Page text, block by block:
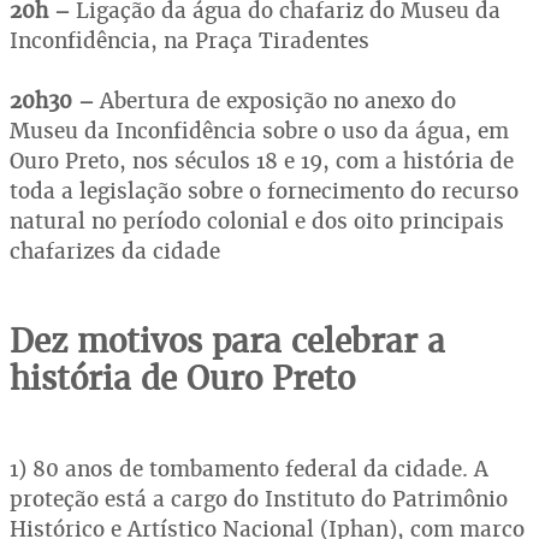
20h – Ligação da água do chafariz do Museu da
Inconfidência, na Praça Tiradentes
20h30 –Abertura de exposição no anexo do
Museu da Inconfidência sobre o uso da água, em
Ouro Preto, nos séculos 18 e 19, com a história de
toda a legislação sobre o fornecimento do recurso
natural no período colonial e dos oito principais
chafarizes da cidade
Dez motivos para celebrar a
história de Ouro Preto
1) 80 anos de tombamento federal da cidade. A
proteção está a cargo do Instituto do Patrimônio
Histórico e Artístico Nacional (Iphan), com marco